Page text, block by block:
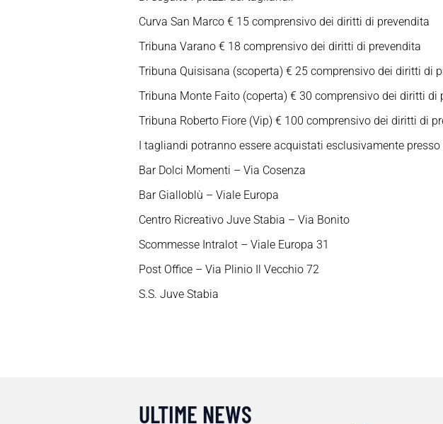
Curva San Marco € 15 comprensivo dei diritti di prevendita
Tribuna Varano € 18 comprensivo dei diritti di prevendita
Tribuna Quisisana (scoperta) € 25 comprensivo dei diritti di
Tribuna Monte Faito (coperta) € 30 comprensivo dei diritti di
Tribuna Roberto Fiore (Vip) € 100 comprensivo dei diritti di
I tagliandi potranno essere acquistati esclusivamente
Bar Dolci Momenti – Via Cosenza
Bar Gialloblù – Viale Europa
Centro Ricreativo Juve Stabia – Via Bonito
Scommesse Intralot – Viale Europa 31
Post Office – Via Plinio Il Vecchio 72
S.S. Juve Stabia
ULTIME NEWS